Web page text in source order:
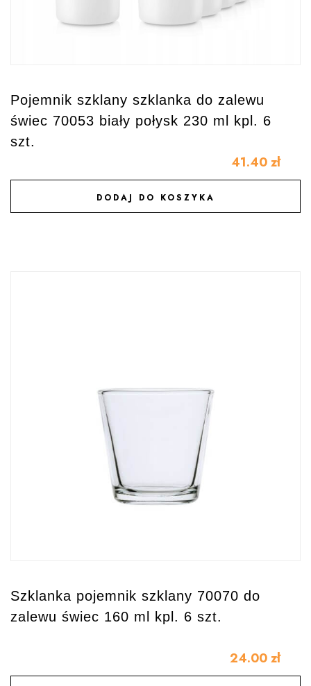
Pojemnik szklany szklanka do zalewu
świec 70053 biały połysk 230 ml kpl. 6
szt.
41.40 zł
DODAJ DO KOSZYKA
DODAJ DO ULUBIONYCH
Szklanka pojemnik szklany 70070 do
zalewu świec 160 ml kpl. 6 szt.
24.00 zł